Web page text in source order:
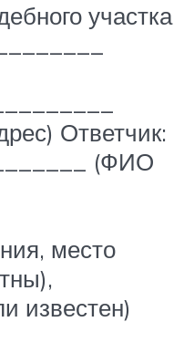
участка
Ответчик:
(ФИО
место
известен)